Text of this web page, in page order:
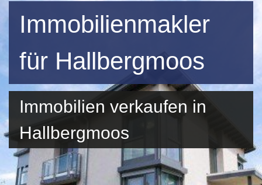
Immobilienmakler
für Hallbergmoos
Immobilien verkaufen in
Hallbergmoos